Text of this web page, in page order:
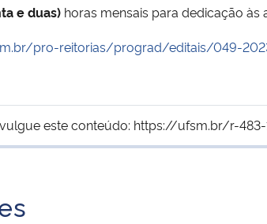
e duas) horas mensais para dedicação às
pro-reitorias/prograd/editais/049-
este conteúdo: https://ufsm.br/r-483-